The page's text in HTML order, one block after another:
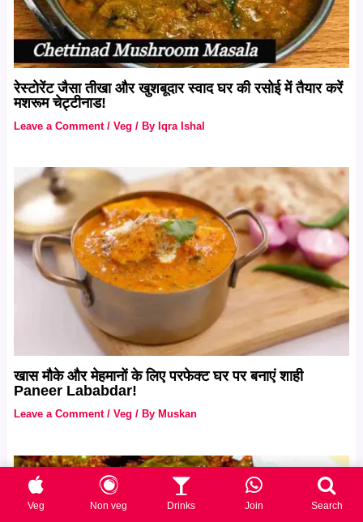
रेस्टोरेंट जैसा तीखा और खुशबूदार स्वाद घर की रसोई में तैयार करें
मशरूम चेट्टीनाड!
Leave a Comment /Veg / By Iqra Ishal
खास मौके और मेहमानों के लिए परफेक्ट घर पर बनाएं शाही
Paneer Lababdar!
Leave a Comment /Veg / By Muskan
Veg Non veg Drinks Join Search